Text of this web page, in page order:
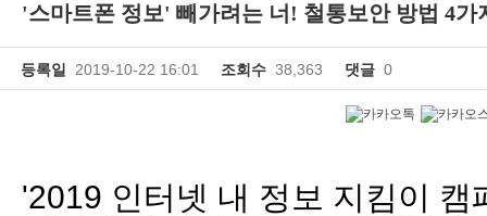
'스마트폰 정보' 빼가려는 너! 철통보안 방법 4가
등록일 2019-10-22 16:01 조회수 38,363 댓글 0
'2019 인터넷 내 정보 지킴이 캠